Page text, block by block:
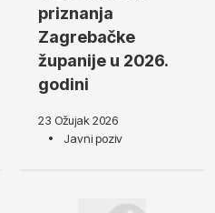
priznanja
Zagrebačke
županije u 2026.
godini
23 Ožujak 2026
Javni poziv